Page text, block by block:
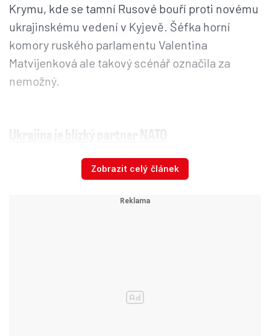
Krymu, kde se tamní Rusové bouří proti novému
ukrajinskému vedení v Kyjevě. Šéfka horní
komory ruského parlamentu Valentina
Matvijenková ale takový scénář označila za
nemožný.
Ukrajina je blízký partner NATO
Generální tajemník NATO Anders Fogh
Rasmussen oznámil, že Ukrajina je blízky partner
své vojáky v Afghánistánu i v balkánské misi
KFOR, ukrajinské lodě pracovaly v námořních
Zobrazit celý článek